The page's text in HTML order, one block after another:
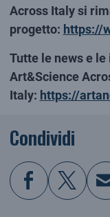
Across Italy si
progetto: https://
Tutte le news e
Art&Science
Italy: https://
Condividi